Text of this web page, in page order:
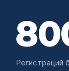
Регистраций